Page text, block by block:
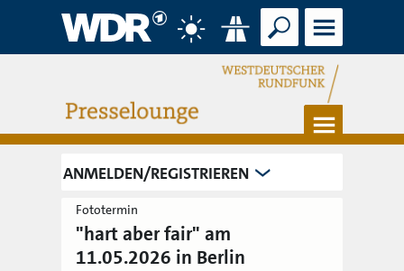
Verkehr
Suche Menü
Menü
ANMELDEN/REGISTRIEREN
Fototermin
"hart aber fair" am
11.05.2026 in Berlin